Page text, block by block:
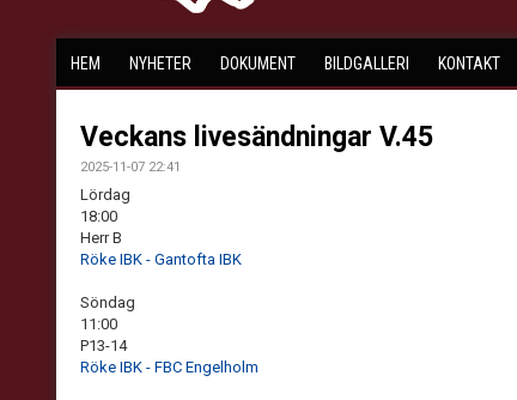
HEM NYHETER DOKUMENT BILDGALLERI KONTAKT
Veckans livesändningar V.45
2025-11-07 22:41
Lördag
18:00
Herr B
Röke IBK - Gantofta IBK
Söndag
11:00
P13-14
Röke IBK - FBC Engelholm